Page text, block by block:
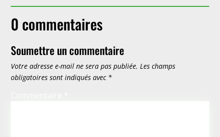
0 commentaires
Soumettre un commentaire
Votre adresse e-mail ne sera pas publiée. Les champs
obligatoires sont indiqués avec *